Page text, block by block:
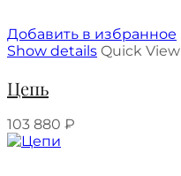
Добавить в избранное
Show details Quick View
Цепь
103 880 ₽